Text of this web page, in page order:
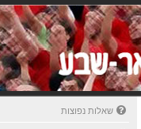
שאלות נפוצות